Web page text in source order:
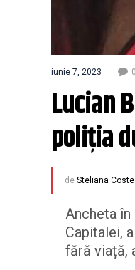
iunie 7, 2023
Lucian
poliția
de Steliana
Ancheta
Capitalei,
fără viață,